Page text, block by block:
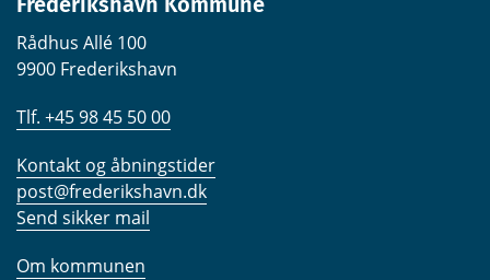
Rådhus Allé 100
9900 Frederikshavn
Tlf. +45 98 45 50 00
Kontakt og åbningstider
post@frederikshavn.dk
Send sikker mail
Om kommunen